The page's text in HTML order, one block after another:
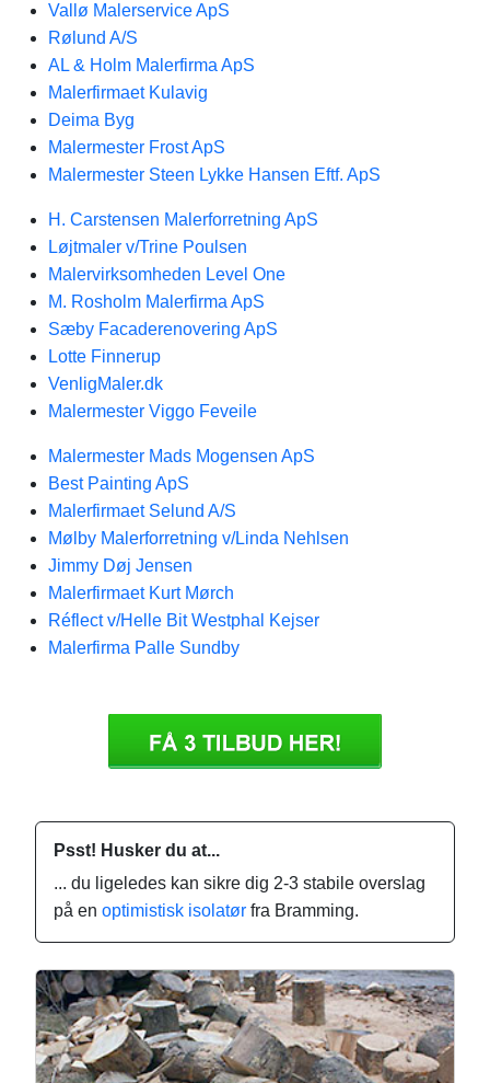
Vallø Malerservice ApS
Rølund A/S
AL & Holm Malerfirma ApS
Malerfirmaet Kulavig
Deima Byg
Malermester Frost ApS
Malermester Steen Lykke Hansen Eftf. ApS
H. Carstensen Malerforretning ApS
Løjtmaler v/Trine Poulsen
Malervirksomheden Level One
M. Rosholm Malerfirma ApS
Sæby Facaderenovering ApS
Lotte Finnerup
VenligMaler.dk
Malermester Viggo Feveile
Malermester Mads Mogensen ApS
Best Painting ApS
Malerfirmaet Selund A/S
Mølby Malerforretning v/Linda Nehlsen
Jimmy Døj Jensen
Malerfirmaet Kurt Mørch
Réflect v/Helle Bit Westphal Kejser
Malerfirma Palle Sundby
Psst! Husker du at...
... du ligeledes kan sikre dig 2-3 stabile overslag
på en optimistisk isolatør fra Bramming.